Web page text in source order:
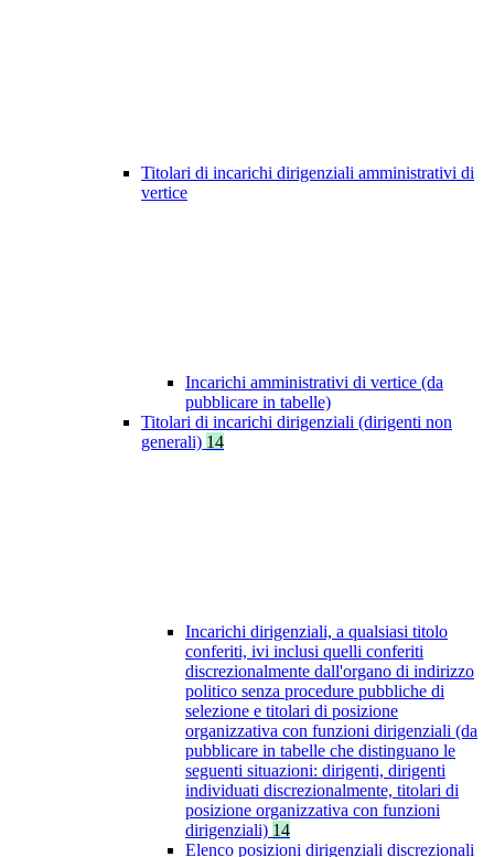
Titolari di incarichi dirigenziali amministrativi di
vertice
Incarichi amministrativi di vertice (da
pubblicare in tabelle)
Titolari di incarichi dirigenziali (dirigenti non
generali) 14
Incarichi dirigenziali, a qualsiasi titolo
conferiti, ivi inclusi quelli conferiti
discrezionalmente dall'organo di indirizzo
politico senza procedure pubbliche di
selezione e titolari di posizione
organizzativa con funzioni dirigenziali (da
pubblicare in tabelle che distinguano le
seguenti situazioni: dirigenti, dirigenti
individuati discrezionalmente, titolari di
posizione organizzativa con funzioni
dirigenziali) 14
Elenco posizioni dirigenziali discrezionali